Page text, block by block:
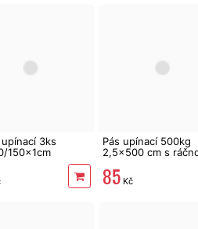
3ks
150x1cm
Pás upínací 500kg
2,5x500 cm s
85Kč